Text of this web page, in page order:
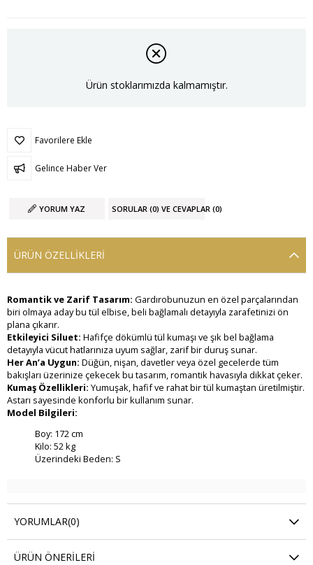
Ürün stoklarımızda kalmamıştır.
Favorilere Ekle
Gelince Haber Ver
YORUM YAZ SORULAR (0) VE CEVAPLAR (0)
ÜRÜN ÖZELLIKLERI
Romantik ve Zarif Tasarım: Gardırobunuzun en özel parçalarından
biri olmaya aday bu tül elbise, beli bağlamalı detayıyla zarafetinizi ön
plana çıkarır.
Etkileyici Siluet: Hafifçe dökümlü tül kumaşı ve şık bel bağlama
detayıyla vücut hatlarınıza uyum sağlar, zarif bir duruş sunar.
Her An’a Uygun: Düğün, nişan, davetler veya özel gecelerde tüm
bakışları üzerinize çekecek bu tasarım, romantik havasıyla dikkat çeker.
Kumaş Özellikleri: Yumuşak, hafif ve rahat bir tül kumaştan üretilmiştir.
Astarı sayesinde konforlu bir kullanım sunar.
Model Bilgileri:
Boy: 172 cm
Kilo: 52 kg
Üzerindeki Beden: S
YORUMLAR(0)
ÜRÜN ÖNERILERI